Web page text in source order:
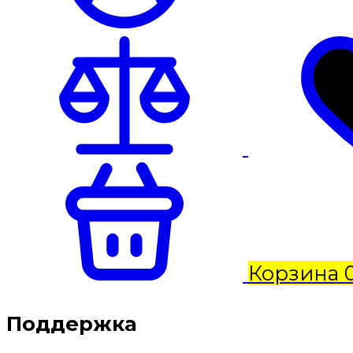
Корзина
Поддержка